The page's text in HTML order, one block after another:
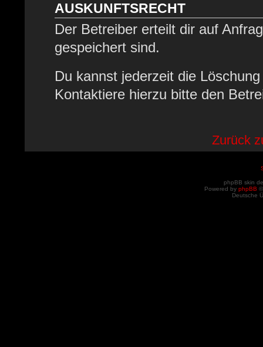
AUSKUNFTSRECHT
Der Betreiber erteilt dir auf
gespeichert sind.
Du kannst jederzeit die
Kontaktiere hierzu bitte den
Zurück
phpBB skin
Powered by phpBB
Deutsche